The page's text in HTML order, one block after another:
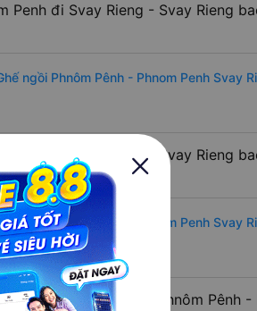
Penh đi Svay Rieng - Svay Rieng
ngồi Phnôm Pênh - Phnom Penh Svay
Penh đi Svay Rieng - Svay Rieng
ngồi đi Phnôm Pênh - Phnom Penh Svay
xe Ghế ngồi đi Phnôm Pênh -